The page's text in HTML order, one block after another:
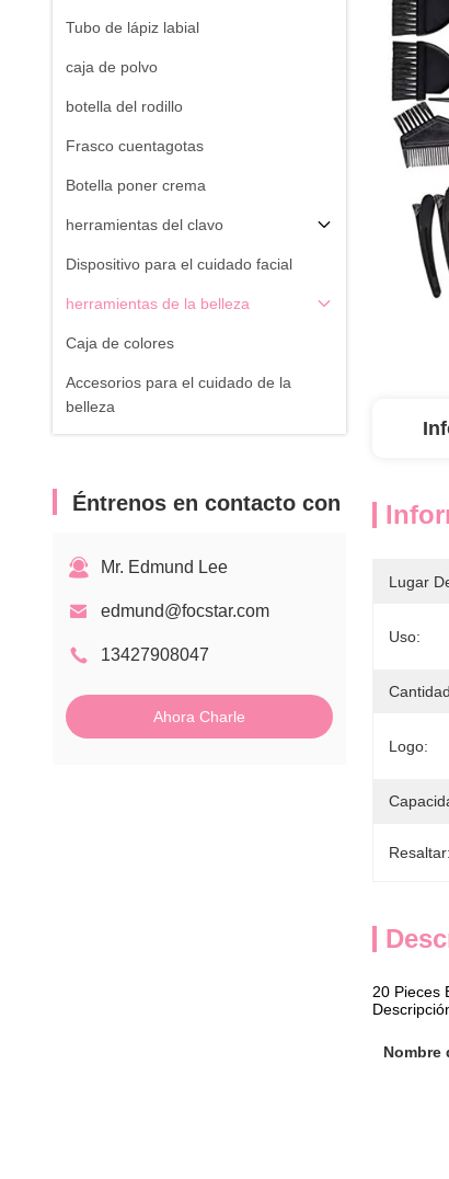
Tubo de lápiz labial
caja de polvo
botella del rodillo
Frasco cuentagotas
Botella poner crema
herramientas del clavo
Dispositivo para el cuidado facial
herramientas de la belleza
Caja de colores
Accesorios para el cuidado de la
belleza
Éntrenos en contacto con
Mr. Edmund Lee
edmund@focstar.com
13427908047
Ahora Charle
Lugar
Uso:
Logo:
Resaltar:
20 Pieces
Nombre